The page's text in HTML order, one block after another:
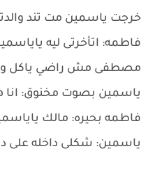
خرجت ياسمين مت تند
فاطمه: اتأخرتى ليه
مصطفى مش راضي ياكل
ياسمين بصوت مخنوق: انا
فاطمه بحيره: مالك
ياسمين: شكلى داخله على